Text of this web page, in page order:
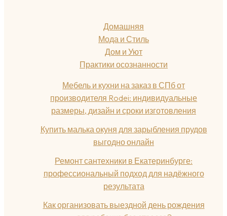
Домашняя
Мода и Стиль
Дом и Уют
Практики осознанности
Мебель и кухни на заказ в СПб от
производителя Rodei: индивидуальные
размеры, дизайн и сроки изготовления
Купить малька окуня для зарыбления прудов
выгодно онлайн
Ремонт сантехники в Екатеринбурге:
профессиональный подход для надёжного
результата
Как организовать выездной день рождения